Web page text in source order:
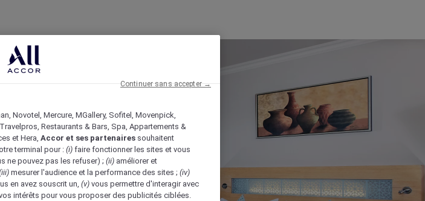
Novotel, Mercure, MGallery, Sofitel, Movenpick,
Restaurants & Bars, Spa, Appartements &
et Hera, Accor et ses partenaires souhaitent
terminal pour : (i) faire fonctionner les sites et vous
ne pouvez pas les refuser) ; (ii) améliorer et
mesurer l'audience et la performance des sites ; (iv)
en avez souscrit un, (v) vous permettre d'interagir avec
intérêts pour vous proposer des publicités ciblées.
Continuer sans accepter →